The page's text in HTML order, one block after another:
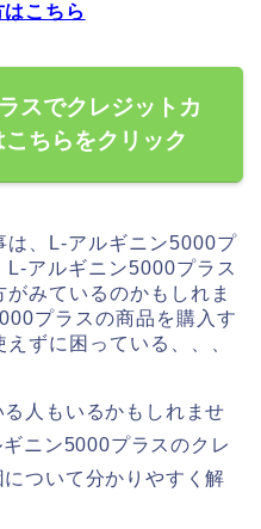
こちら
スでクレジットカ
ちらをクリック
は、L-アルギニン5000プ
アルギニン5000プラス
みているのかもしれま
プラスの商品を購入す
ずに困っている、、、
人もいるかもしれませ
ニン5000プラスのクレ
ついて分かりやすく解